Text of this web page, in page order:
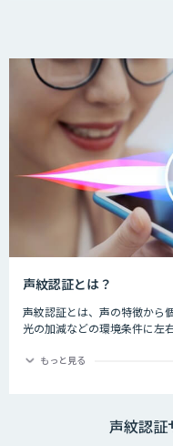
声紋認証とは？
声紋認証とは、声の特徴から
光の加減などの環境条件に左
用可能で、導入のハードル
所からも認証が可能です。
で活用されています。
もっと見る
声紋認証